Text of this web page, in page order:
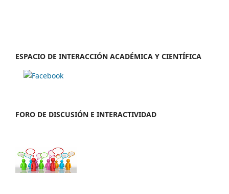
ESPACIO DE INTERACCIÓN ACADÉMICA Y CIENTÍFICA
FORO DE DISCUSIÓN E INTERACTIVIDAD